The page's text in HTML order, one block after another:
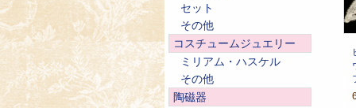
セット
その他
コスチュームジュエリー
ミリアム・ハスケル
その他
陶磁器